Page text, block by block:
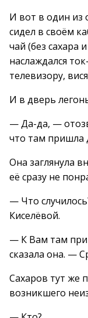
И вот в один из
сидел в своём
чай (без сахара
наслаждался
телевизору,
И в дверь
— Да-да, —
что там пришла
Она заглянула
её сразу не
— Что
Киселёвой.
— К Вам там
сказала она. —
Сахаров тут же
возникшего